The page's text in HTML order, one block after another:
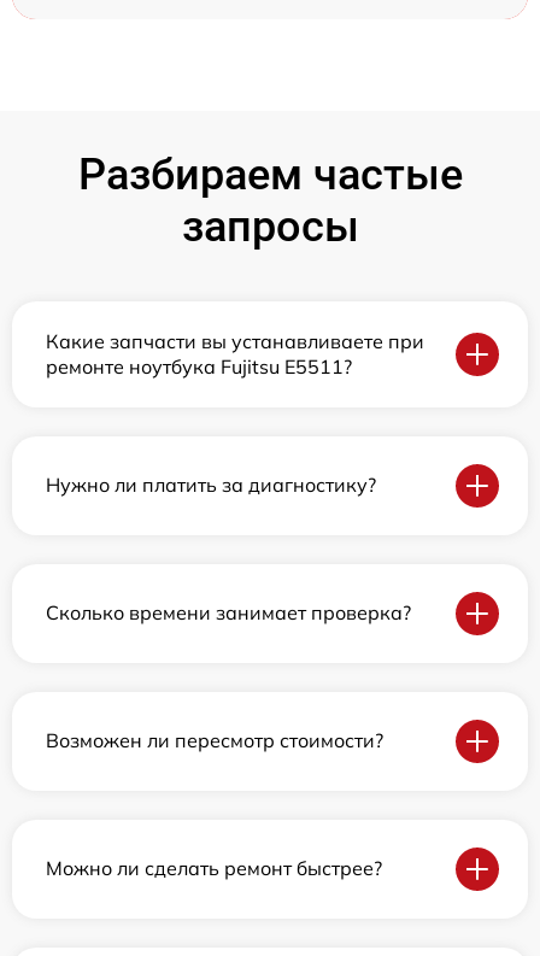
Разбираем частые
запросы
Какие запчасти вы устанавливаете при
ремонте ноутбука Fujitsu E5511?
Нужно ли платить за диагностику?
Сколько времени занимает проверка?
Возможен ли пересмотр стоимости?
Можно ли сделать ремонт быстрее?